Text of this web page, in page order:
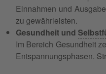
Einnahmen und
zu gewährleisten.
Gesundheit und
Im Bereich Gesundheit
Entspannungsphasen.